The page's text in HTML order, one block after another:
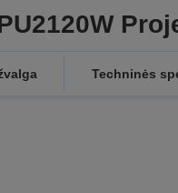
Techninės